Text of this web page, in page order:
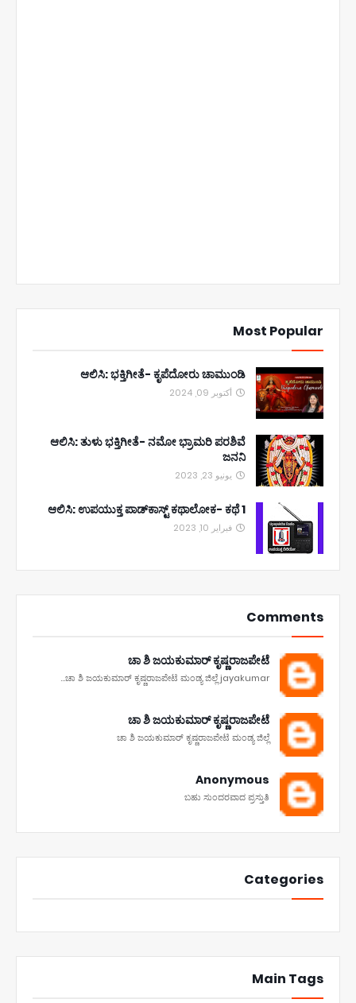
Most Popular
ಆಲಿಸಿ: ಭಕ್ತಿಗೀತೆ- ಕೃಪೆದೋರು ಚಾಮುಂಡಿ
أكتوبر 09, 2024
ಆಲಿಸಿ: ತುಳು ಭಕ್ತಿಗೀತೆ- ನಮೋ ಭ್ರಾಮರಿ ಪರಶಿವೆ
ಜನನಿ
يونيو 23, 2023
ಆಲಿಸಿ: ಉಪಯುಕ್ತ ಪಾಡ್‌ಕಾಸ್ಟ್‌ ಕಥಾಲೋಕ- ಕಥೆ 1
فبراير 10, 2023
Comments
ಚಾ ಶಿ ಜಯಕುಮಾರ್ ಕೃಷ್ಣರಾಜಪೇಟೆ
ಚಾ ಶಿ ಜಯಕುಮಾರ್ ಕೃಷ್ಣರಾಜಪೇಟೆ ಮಂಡ್ಯ ಜಿಲ್ಲೆ jayakumar...
ಚಾ ಶಿ ಜಯಕುಮಾರ್ ಕೃಷ್ಣರಾಜಪೇಟೆ
ಚಾ ಶಿ ಜಯಕುಮಾರ್ ಕೃಷ್ಣರಾಜಪೇಟೆ ಮಂಡ್ಯ ಜಿಲ್ಲೆ
Anonymous
ಬಹು ಸುಂದರವಾದ ಪ್ರಸ್ತುತಿ
Categories
Main Tags